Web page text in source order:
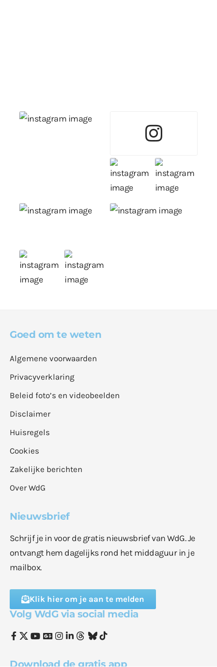
Goed om te weten
Algemene voorwaarden
Privacyverklaring
Beleid foto’s en videobeelden
Disclaimer
Huisregels
Cookies
Zakelijke berichten
Over WdG
Nieuwsbrief
Schrijf je in voor de gratis nieuwsbrief van WdG. Je
ontvangt hem dagelijks rond het middaguur in je
mailbox.
Klik hier om je aan te melden
Volg WdG via social media
Download de gratis app